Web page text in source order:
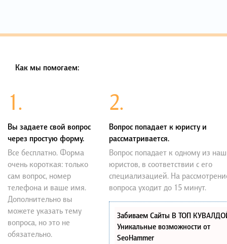
Как мы помогаем:
1.
Вы задаете свой вопрос
через простую форму.
Все бесплатно. Форма
очень короткая: только
сам вопрос, номер
телефона и ваше имя.
Дополнительно вы
можете указать тему
вопроса, но это не
обязательно.
2.
Вопрос попадает к юристу и
рассматривается.
Вопрос попадает к одному из
юристов, в соответствии с его
специализацией. На
вопроса уходит до 15 минут.
Забиваем Сайты В ТОП
Уникальные возможности от
SeoHammer